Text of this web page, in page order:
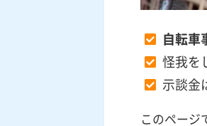
自転車
怪我を
示談金
このページ